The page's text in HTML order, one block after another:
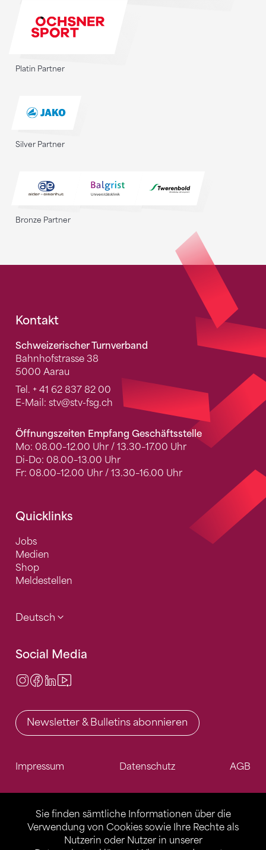
Sie finden sämtliche Informationen über die
Verwendung von Cookies sowie Ihre Rechte als
Nutzerin oder Nutzer in unserer
Platin Partner
Silver Partner
Bronze Partner
Fusszeile
Kontakt
Schweizerischer Turnverband
Bahnhofstrasse 38
5000 Aarau
Tel. + 41 62 837 82 00
E-Mail: stv@stv-fsg.ch
Öffnungszeiten Empfang Geschäftsstelle
Mo: 08.00–12.00 Uhr / 13.30–17.00 Uhr
Di-Do: 08.00–13.00 Uhr
Fr: 08.00–12.00 Uhr / 13.30–16.00 Uhr
Quicklinks
Jobs
Medien
Shop
Meldestellen
Deutsch
Social Media
Instagram
Facebook
LinkedIn
Newsletter & Bulletins abonnieren
Impressum Datenschutz AGB